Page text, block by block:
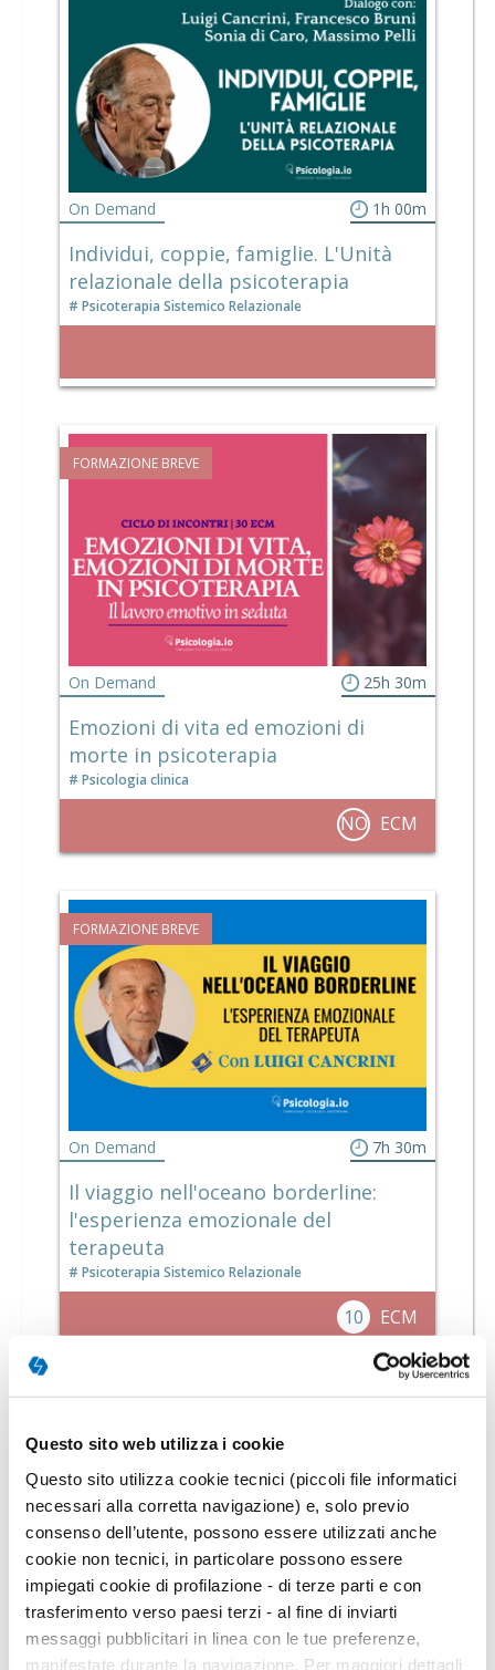
Questo sito web utilizza i cookie
Questo sito utilizza cookie tecnici (piccoli file informatici
necessari alla corretta navigazione) e, solo previo
consenso dell’utente, possono essere utilizzati anche
cookie non tecnici, in particolare possono essere
impiegati cookie di profilazione - di terze parti e con
trasferimento verso paesi terzi - al fine di inviarti
messaggi pubblicitari in linea con le tue preferenze,
manifestate durante la navigazione. Per maggiori dettagli
On Demand 1h 00m
Individui, coppie, famiglie. L'Unità
relazionale della psicoterapia
Psicoterapia Sistemico Relazionale
FORMAZIONE BREVE
On Demand 25h 30m
Emozioni di vita ed emozioni di
morte in psicoterapia
Psicologia clinica
NO ECM
FORMAZIONE BREVE
On Demand 7h 30m
Il viaggio nell'oceano borderline:
l'esperienza emozionale del
terapeuta
Psicoterapia Sistemico Relazionale
10 ECM
On Demand 10h 30m